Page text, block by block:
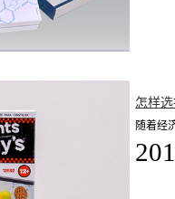
怎样
随着经